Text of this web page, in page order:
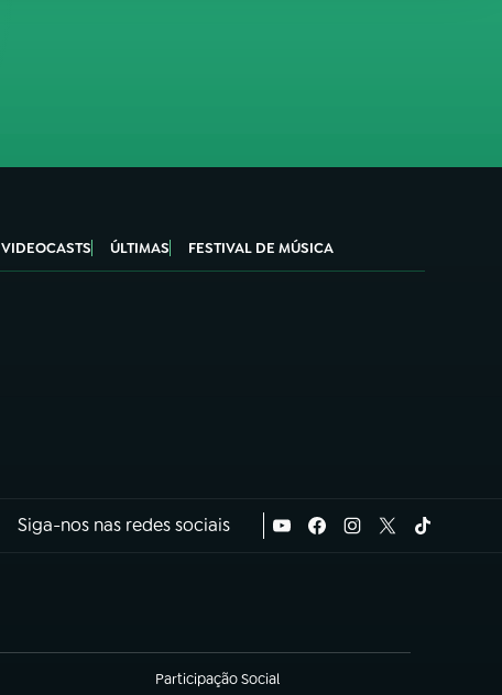
VIDEOCASTS ÚLTIMAS FESTIVAL DE MÚSICA
Siga-nos nas redes sociais
Participação Social
(abre em nova aba)